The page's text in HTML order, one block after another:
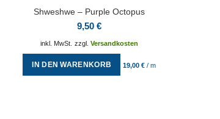
Shweshwe – Purple Octopus
9,50€
inkl. MwSt. zzgl.Versandkosten
IN DEN WARENKORB 19,00€ /m